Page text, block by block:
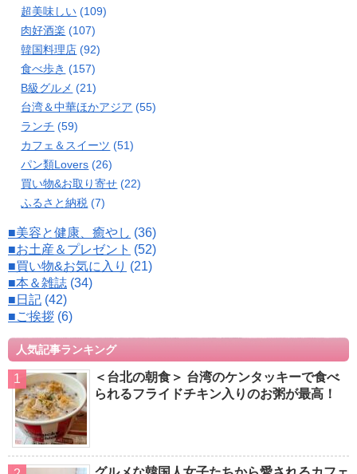
超美味しい (109)
肉好酒楽 (107)
韓国料理店 (92)
食べ歩き (157)
B級グルメ (21)
台湾＆中華ほかアジア (55)
ランチ (59)
カフェ＆スイーツ (51)
パン類Lovers (26)
買い物&お取り寄せ (22)
ふるさと納税 (7)
■美容と健康、癒やし (36)
■お土産＆プレゼント (52)
■買い物&お気に入り (21)
■本＆雑誌 (34)
■日記 (42)
■ご挨拶 (6)
人気記事ランキング
＜台北の朝食＞ 台湾のケンタッキーで食べ
られるフライドチキン入りのお粥が最高！